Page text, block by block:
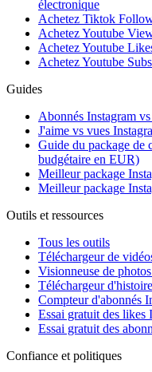
électronique
Achetez Tiktok
Achetez Youtube
Achetez Youtube
Achetez Youtube
Guides
Abonnés Instagram
J'aime vs vues
Guide du package de
budgétaire en EUR)
Meilleur package
Meilleur package
Outils et ressources
Tous les outils
Téléchargeur de
Visionneuse de
Téléchargeur
Compteur d'abonnés
Essai gratuit des likes
Essai gratuit des
Confiance et politiques